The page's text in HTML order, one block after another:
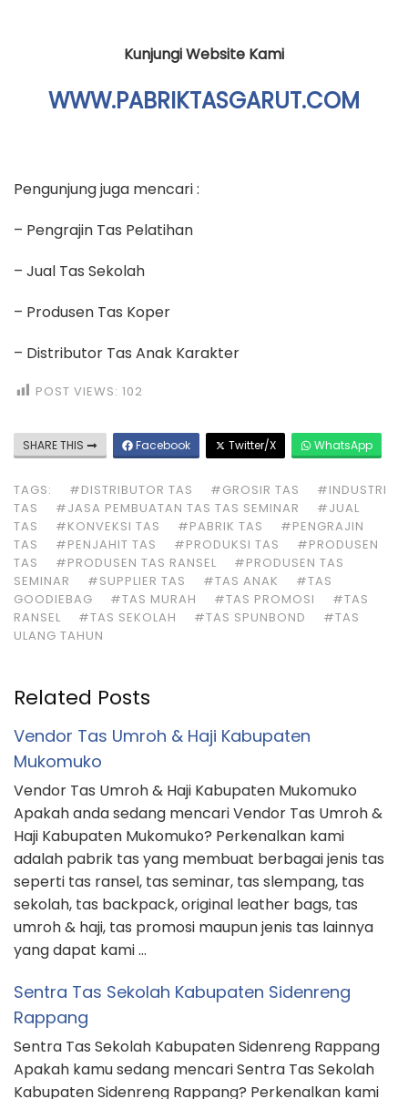
Kunjungi Website Kami
WWW.PABRIKTASGARUT.COM
Pengunjung juga mencari :
– Pengrajin Tas Pelatihan
– Jual Tas Sekolah
– Produsen Tas Koper
– Distributor Tas Anak Karakter
POST VIEWS: 102
SHARE THIS Facebook Twitter/X WhatsApp
TAGS: #DISTRIBUTOR TAS #GROSIR TAS
#INDUSTRI
TAS
#JASA PEMBUATAN TAS TAS SEMINAR
#JUAL
TAS
#KONVEKSI TAS #PABRIK TAS
#PENGRAJIN
TAS
#PENJAHIT TAS #PRODUKSI TAS
#PRODUSEN
TAS
#PRODUSEN TAS RANSEL
#PRODUSEN TAS
SEMINAR
#SUPPLIER TAS #TAS ANAK
#TAS
GOODIEBAG
#TAS MURAH #TAS PROMOSI
#TAS
RANSEL
#TAS SEKOLAH #TAS SPUNBOND
#TAS
ULANG TAHUN
Related Posts
Vendor Tas Umroh & Haji Kabupaten
Mukomuko
Vendor Tas Umroh & Haji Kabupaten Mukomuko
Apakah anda sedang mencari Vendor Tas Umroh &
Haji Kabupaten Mukomuko? Perkenalkan kami
adalah pabrik tas yang membuat berbagai jenis tas
seperti tas ransel, tas seminar, tas slempang, tas
sekolah, tas backpack, original leather bags, tas
umroh & haji, tas promosi maupun jenis tas lainnya
yang dapat kami …
Sentra Tas Sekolah Kabupaten Sidenreng
Rappang
Sentra Tas Sekolah Kabupaten Sidenreng Rappang
Apakah kamu sedang mencari Sentra Tas Sekolah
Kabupaten Sidenreng Rappang? Perkenalkan kami